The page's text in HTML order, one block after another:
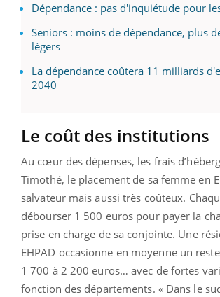
Dépendance : pas d'inquiétude pour
Seniors : moins de dépendance, plus
légers
La dépendance coûtera 11 milliards
2040
Le coût des institutions
Au cœur des dépenses, les frais
Timothé, le placement de sa femme en
salvateur mais aussi très coûteux.
débourser 1 500 euros pour payer la
prise en charge de sa conjointe. Une
EHPAD occasionne en moyenne un
1 700 à 2 200 euros… avec de fortes
fonction des départements. « Dans le